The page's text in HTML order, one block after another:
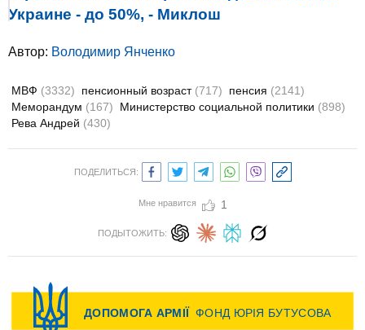
Украине - до 50%, - Миклош
Автор: Володимир Янченко
МВФ (3332) пенсионный возраст (717) пенсия (2141)
Меморандум (167) Министерство социальной политики (898)
Рева Андрей (430)
ПОДЕЛИТЬСЯ:
Мне нравится 1
ПОДЫТОЖИТЬ: